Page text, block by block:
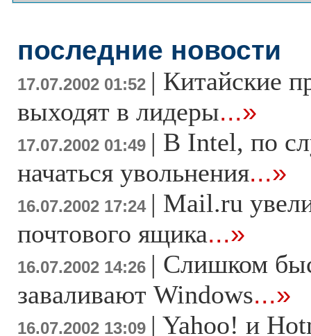
последние новости
17.07.2002 01:52 | Китайские
выходят в лидеры...»
17.07.2002 01:49 | В Intel, по
начаться увольнения...»
16.07.2002 17:24 | Mail.ru
почтового ящика...»
16.07.2002 14:26 | Слишком
заваливают Windows...»
16.07.2002 13:09 | Yahoo! и